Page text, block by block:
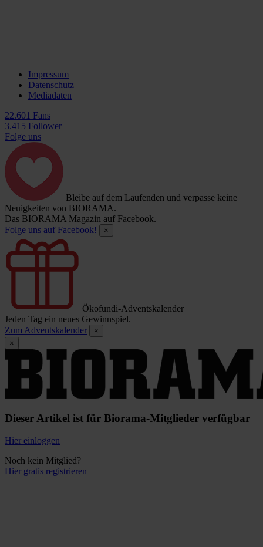
Impressum
Datenschutz
Mediadaten
22.601 Fans
3.415 Follower
Folge uns
Bleibe auf dem Laufenden und verpasse keine
Neuigkeiten von BIORAMA.
Das BIORAMA Magazin auf Facebook.
Folge uns auf Facebook!
×
Ökofundi-Adventskalender
Jeden Tag ein neues Gewinnspiel.
Zum Adventskalender
×
×
Dieser Artikel ist für Biorama-Mitglieder verfügbar
Hier einloggen
Noch kein Mitglied?
Hier gratis registrieren